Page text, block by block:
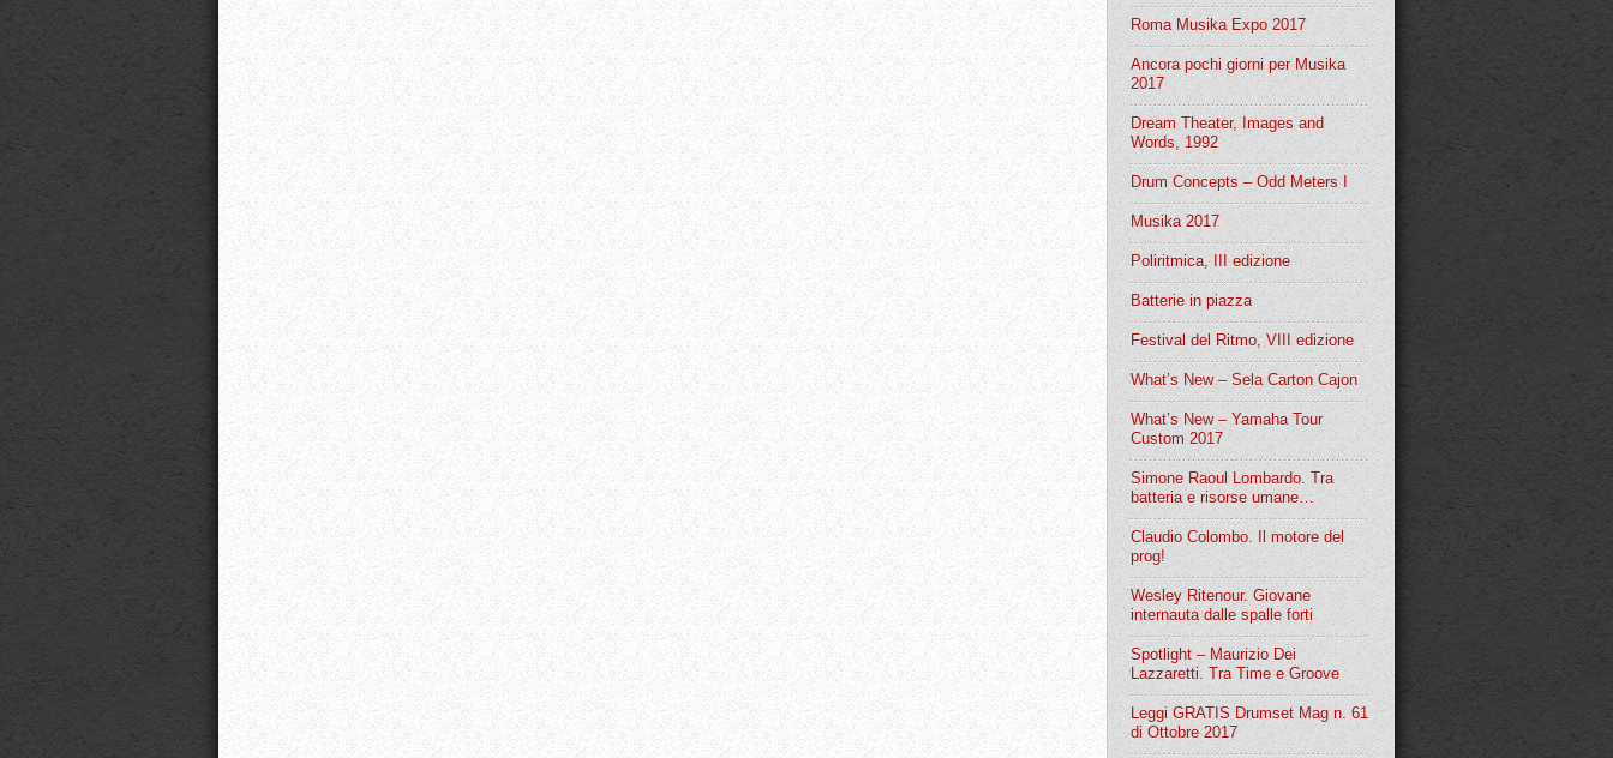
Roma Musika Expo 2017
Ancora pochi giorni per Musika
2017
Dream Theater, Images and
Words, 1992
Drum Concepts – Odd Meters I
Musika 2017
Poliritmica, III edizione
Batterie in piazza
Festival del Ritmo, VIII edizione
What’s New – Sela Carton Cajon
What’s New – Yamaha Tour
Custom 2017
Simone Raoul Lombardo. Tra
batteria e risorse umane…
Claudio Colombo. Il motore del
prog!
Wesley Ritenour. Giovane
internauta dalle spalle forti
Spotlight – Maurizio Dei
Lazzaretti. Tra Time e Groove
Leggi GRATIS Drumset Mag n. 61
di Ottobre 2017